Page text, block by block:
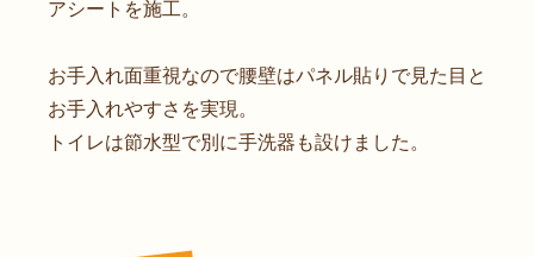
アシートを施工。
お手入れ面重視なので腰壁はパネル貼りで見た目と
お手入れやすさを実現。
トイレは節水型で別に手洗器も設けました。